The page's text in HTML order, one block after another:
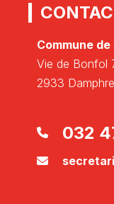
Commune
Vie de Bonfol
2933
032